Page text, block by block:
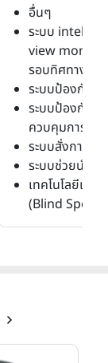
อื่นๆ
ระบบ
view
รอบทิศทาง
ระบบป้องกันล้
ระบบป้องกันล้
ควบคุมการลื่น
ระบบสั่งการด้ว
ระบบช่วยนำร
เทคโนโลยีเตื
(Blind Spot